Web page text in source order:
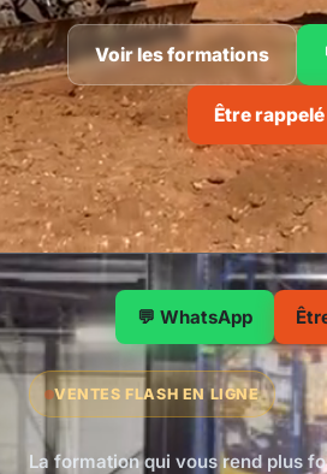
Voir les formations
Être rappelé
💬 WhatsApp
VENTES FLASH EN LIGNE
La formation qui vous rend plus